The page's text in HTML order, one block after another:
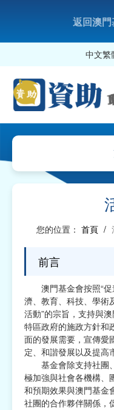
返回澳
中文繁
文化、體育及康樂
衛生
工商及專業社團、工
宗教
慈善中介及志願活動
公民社團及同鄉會
國際
其他
您的位置： 首頁 /
前言
澳門基金會按照“
濟、教育、科技、學術
活動”的宗旨，支持與
特區政府的施政方針和
面的發展需要，宣傳愛
定、和諧發展以及提高
基金會除支持社團
極加強與社會各機構、
和預期效果與澳門基金
社團的合作夥伴關係，